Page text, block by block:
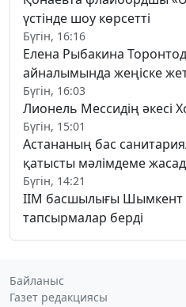
үстінде шоу көрсетті
Бүгін, 16:16
Елена Рыбакина
айналымында жеңіске
Бүгін, 16:03
Лионель Мессидің әкесі
Бүгін, 15:01
Астананың бас
қатысты мәлімдеме
Бүгін, 14:21
ІІМ басшылығы Шымкент
тапсырмалар берді
Байланыс
Газет редакциясы